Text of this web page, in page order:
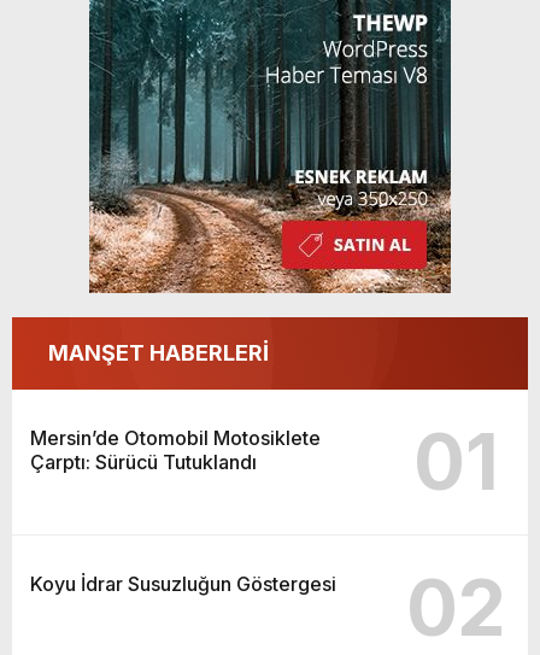
MANŞET HABERLERİ
Mersin’de Otomobil Motosiklete
Çarptı: Sürücü Tutuklandı
01
Koyu İdrar Susuzluğun Göstergesi 02